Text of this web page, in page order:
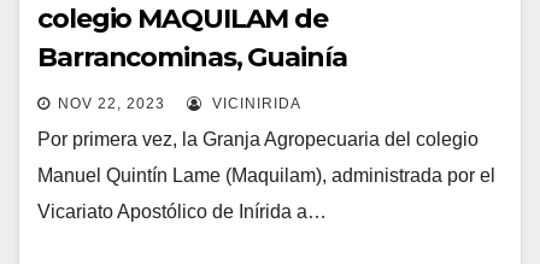
colegio MAQUILAM de
Barrancominas, Guainía
NOV 22, 2023 VICINIRIDA
Por primera vez, la Granja Agropecuaria del colegio
Manuel Quintín Lame (Maquilam), administrada por el
Vicariato Apostólico de Inírida a…